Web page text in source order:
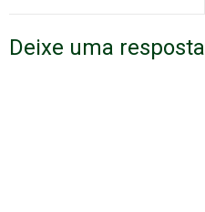
Deixe uma resposta